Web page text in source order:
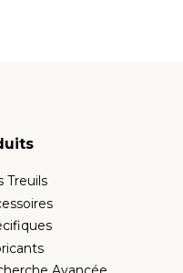
Treuils